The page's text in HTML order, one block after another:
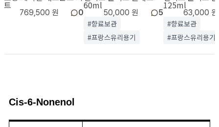
트
769,500 원 0
60ml
50,000 원 5
#향료보관
#프랑스유리용기
125ml
63,000 원
#향료보관
#프랑스유리용기
Cis-6-Nonenol